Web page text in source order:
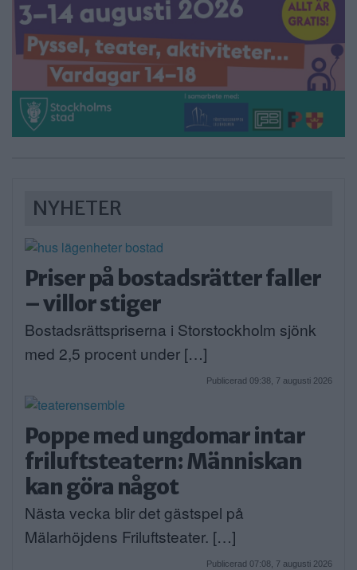
NYHETER
Priser på bostadsrätter faller
– villor stiger
Bostadsrättspriserna i Storstockholm sjönk
med 2,5 procent under […]
Publicerad 09:38, 7 augusti 2026
Poppe med ungdomar intar
friluftsteatern: Människan
kan göra något
Nästa vecka blir det gästspel på
Mälarhöjdens Friluftsteater. […]
Publicerad 07:08, 7 augusti 2026